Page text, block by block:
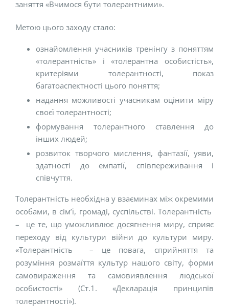
заняття «Вчимося бути толерантними».
Метою цього заходу стало:
ознайомлення учасників тренінгу з поняттям
«толерантність» і «толерантна особистість»,
критеріями толерантності, показ
багатоаспектності цього поняття;
надання можливості учасникам оцінити міру
своєї толерантності;
формування толерантного ставлення до
інших людей;
розвиток творчого мислення, фантазії, уяви,
здатності до емпатії, співпереживання і
співчуття.
Толерантність необхідна у взаєминах між окремими
особами, в сім’ї, громаді, суспільстві. Толерантність
– це те, що уможливлює досягнення миру, сприяє
переходу від культури війни до культури миру.
«Толерантність – це повага, сприйняття та
розуміння розмаїття культур нашого світу, форми
самовираження та самовиявлення людської
особистості» (Ст.1. «Декларація принципів
толерантності»).